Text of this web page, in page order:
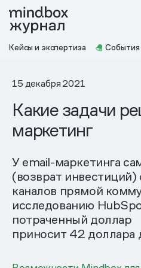
Кейсы и экспертиза События
15 декабря 2021
Какие задачи
маркетинг
У email-маркетинга
(возврат инвестиций)
каналов прямой
исследованию
потраченный доллар
приносит 42 доллара